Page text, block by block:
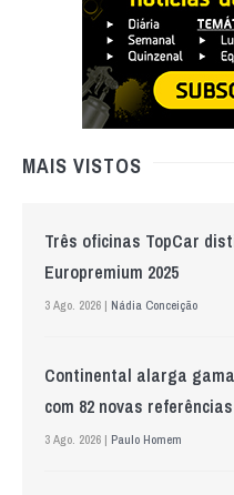
MAIS VISTOS
Três oficinas TopCar
Europremium 2025
3 Ago. 2026 | Nádia Conceição
Continental alarga
com 82 novas referências
3 Ago. 2026 | Paulo Homem